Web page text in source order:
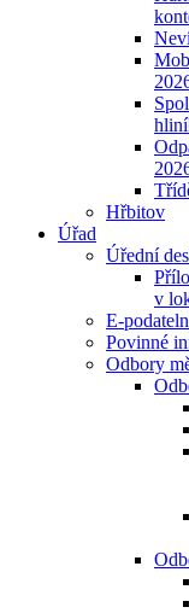
Hřbitov
Úřad
Úřední
v
E-
Povinné
Odbory